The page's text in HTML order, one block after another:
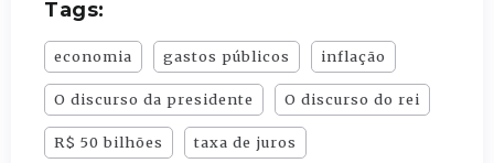
Tags:
economia gastos públicos inflação
O discurso da presidente O discurso do rei
R$ 50 bilhões taxa de juros